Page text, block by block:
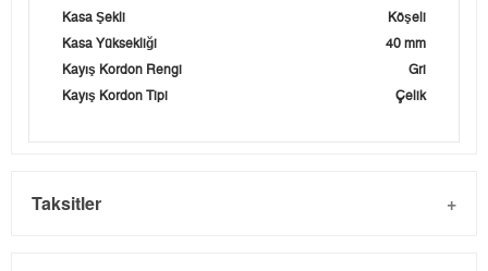
Kasa Şekli
Köşeli
Kasa Yüksekliği
40 mm
Kayış Kordon Rengi
Gri
Kayış Kordon Tipi
Çelik
Taksitler